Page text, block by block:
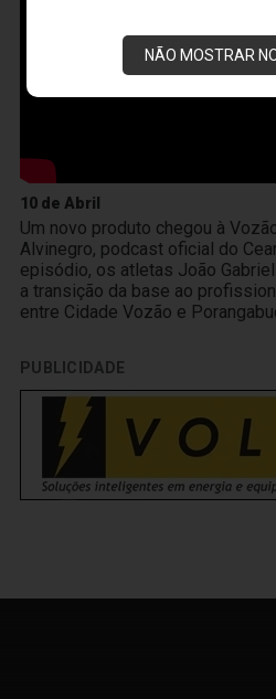
NÃO MOSTRAR
10 de Abril
Um novo produto chegou à
Alvinegro, podcast oficial do
episódio, os atletas João
a transição da base ao
entre Cidade Vozão e
PUBLICIDADE